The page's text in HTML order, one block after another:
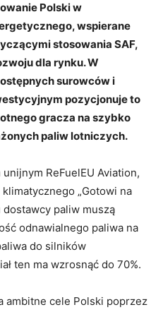
Polski w
wspierane
stosowania SAF,
dla rynku. W
surowców i
pozycjonuje to
gracza na szybko
paliw lotniczych.
ReFuelEU Aviation,
„Gotowi na
dostawcy paliw muszą
odnawialnego paliwa na
do silników
ten ma wzrosnąć do 70%.
ambitne cele Polski poprzez